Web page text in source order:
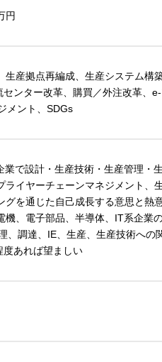
円
生産拠点再編成、生産システム構
ンター改革、購買／外注改革、
メント、SDGs
業で設計・生産技術・生産管理・
ライヤーチェーンマネジメント、
グを通じた自己成長する意思と熱
機、電子部品、半導体、IT系企業
、調達、IE、生産、生産技術への
度あれば望ましい